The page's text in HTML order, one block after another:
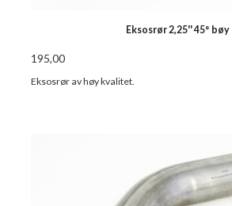
Eksosrør 2,25'' 45° bøy
195,00
Eksosrør av høy kvalitet.